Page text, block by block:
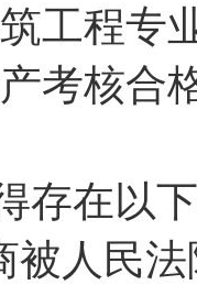
工程专
考核合
存在以
被人民